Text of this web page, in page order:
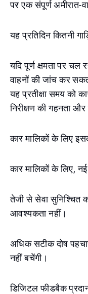
पर एक संपूर्ण अमीरात-
यह प्रतिदिन कितनी
यदि पूर्ण क्षमता पर चल
वाहनों की जांच कर
यह प्रतीक्षा समय को
निरीक्षण की गहनता और
कार मालिकों के लिए
कार मालिकों के लिए,
तेजी से सेवा सुनिश्चित
आवश्यकता नहीं।
अधिक सटीक दोष
नहीं बचेंगी।
डिजिटल फीडबैक